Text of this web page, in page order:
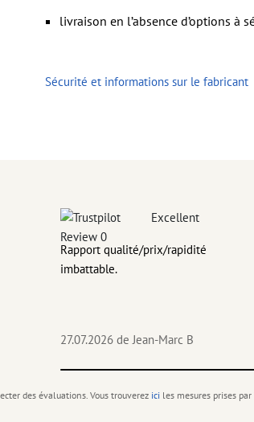
livraison en l’absence d’options à
Sécurité et informations sur le fabricant
Excellent
Rapport qualité/prix/rapidité
imbattable.
27.07.2026de Jean-Marc B
des évaluations. Vous trouverez ici les mesures prises